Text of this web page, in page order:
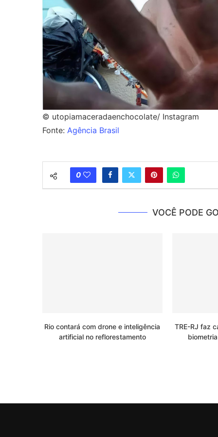
© utopiamaceradaenchocolate/ Instagram
Fonte: Agência Brasil
0
VOCÊ PODE
Rio contará com drone e inteligência
artificial no reflorestamento
TRE-RJ faz